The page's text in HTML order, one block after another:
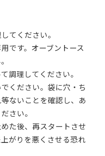
てください。
です。オーブントース
調理してください。
ください。袋に穴・ち
ないことを確認し、あ
さい。
た後、再スタートさせ
がりを悪くさせる恐れ